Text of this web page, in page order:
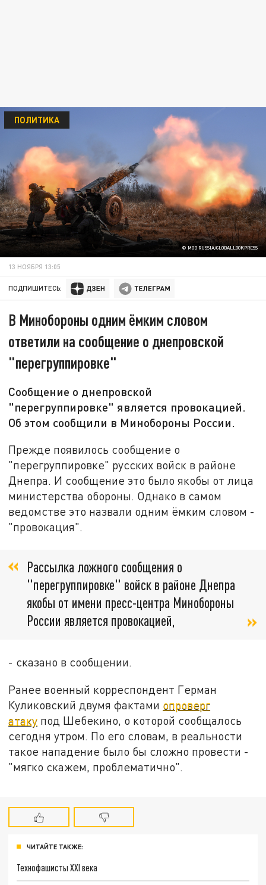
© MOD RUSSIA/GLOBALLOOKPRESS
ПОЛИТИКА
13 НОЯБРЯ 13:05
ПОДПИШИТЕСЬ:
В Минобороны одним ёмким словом
ответили на сообщение о днепровской
"перегруппировке"
Сообщение о днепровской
"перегруппировке" является провокацией.
Об этом сообщили в Минобороны России.
Прежде появилось сообщение о
"перегруппировке" русских войск в районе
Днепра. И сообщение это было якобы от лица
министерства обороны. Однако в самом
ведомстве это назвали одним ёмким словом -
"провокация".
Рассылка ложного сообщения о
"перегруппировке" войск в районе Днепра
якобы от имени пресс-центра Минобороны
России является провокацией,
- сказано в сообщении.
Ранее военный корреспондент Герман
Куликовский двумя фактами опроверг
атаку под Шебекино, о которой сообщалось
сегодня утром. По его словам, в реальности
такое нападение было бы сложно провести -
"мягко скажем, проблематично".
ЧИТАЙТЕ ТАКЖЕ:
Технофашисты XXI века